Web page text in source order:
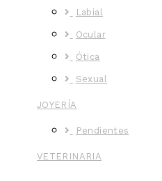
Labial
Ocular
Ótica
Sexual
JOYERÍA
Pendientes
VETERINARIA